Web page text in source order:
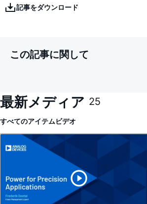
記事をダウンロード
この記事に関して
最新メディア 25
すべてのアイテムビデオ